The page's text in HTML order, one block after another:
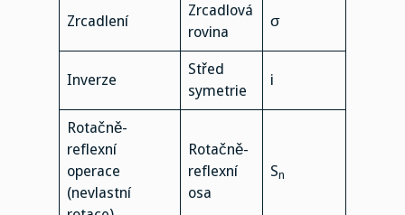
Zrcadlení
Zrcadlová
rovina
σ
Inverze
Střed
symetrie
i
Rotačně-
reflexní
operace
(nevlastní
Rotačně-
reflexní
osa
Sn